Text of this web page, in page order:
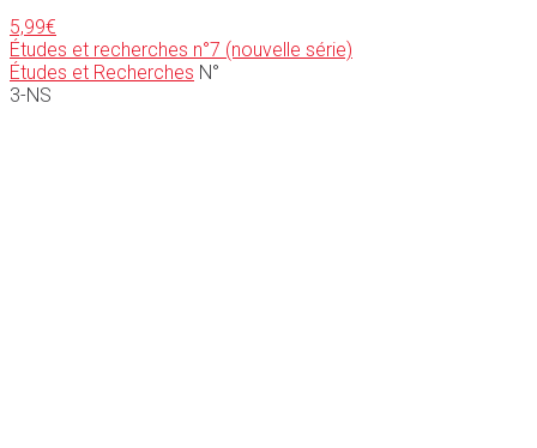
5,99€
Études et recherches n°7 (nouvelle série)
Études et Recherches N°
3-NS